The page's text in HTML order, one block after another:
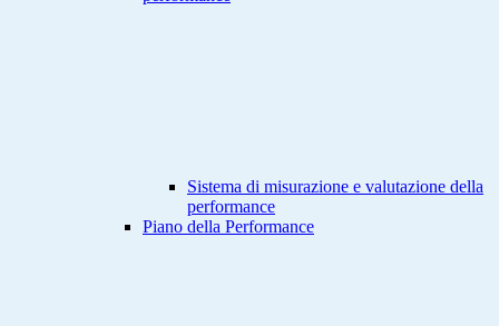
Sistema di misurazione e valutazione della
performance
Piano della Performance